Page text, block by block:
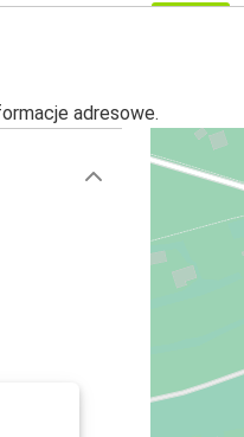
adresowe.